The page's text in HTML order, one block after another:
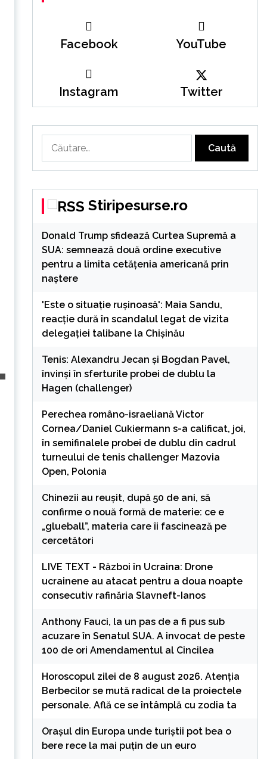
Facebook YouTube
Instagram Twitter
după:
Stiripesurse.ro
Donald Trump sfidează Curtea Supremă a
SUA: semnează două ordine executive
pentru a limita cetățenia americană prin
naștere
'Este o situație rușinoasă': Maia Sandu,
reacție dură în scandalul legat de vizita
delegației talibane la Chișinău
Tenis: Alexandru Jecan şi Bogdan Pavel,
învinşi în sferturile probei de dublu la
Hagen (challenger)
Perechea româno-israeliană Victor
Cornea/Daniel Cukiermann s-a calificat, joi,
în semifinalele probei de dublu din cadrul
turneului de tenis challenger Mazovia
Open, Polonia
Chinezii au reușit, după 50 de ani, să
confirme o nouă formă de materie: ce e
„glueball”, materia care îi fascinează pe
cercetători
LIVE TEXT - Război în Ucraina: Drone
ucrainene au atacat pentru a doua noapte
consecutiv rafinăria Slavneft-Ianos
Anthony Fauci, la un pas de a fi pus sub
acuzare în Senatul SUA. A invocat de peste
100 de ori Amendamentul al Cincilea
Horoscopul zilei de 8 august 2026. Atenția
Berbecilor se mută radical de la proiectele
personale. Află ce se întâmplă cu zodia ta
Orașul din Europa unde turiștii pot bea o
bere rece la mai puțin de un euro